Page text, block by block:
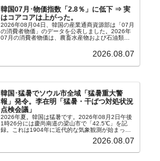
韓国07月･物価指数「2.8％」に低下 ⇒ 実
はコアコアは上がった。
2026年08月04日、韓国の産業通商資源部は「07月
の消費者物価」のデータを公表しました。2026年
07月の消費者物価は、農畜水産物および石油類の
2.8％上昇（06月は3.2％）となり、上昇率は前...
2026.08.07
韓国･猛暑でソウル市全域「猛暑重大警
報」発令。李在明「猛暑・干ばつ対処状況
点検会議」
2026年夏。韓国は猛暑です。2026年08月2日午後
1時26分には慶尚南道の梁山市で「42.5℃」を記
録。これは1904年に近代的な気象観測が始まって
ウル市全域への「猛暑重大警報」が発令され...
2026.08.07